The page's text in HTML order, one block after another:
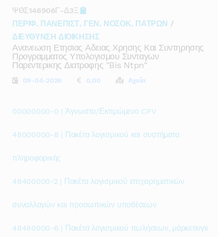
ΨΘΣ146906Γ-Δ3Ξ
ΠΕΡΙΦ. ΠΑΝΕΠΙΣΤ. ΓΕΝ. ΝΟΣΟΚ. ΠΑΤΡΩΝ /
ΔΙΕΥΘΥΝΣΗ ΔΙΟΙΚΗΣΗΣ
Ανανεωση Ετησιας Αδειας Χρησης Και Συντηρησης
Προγραμματος Υπολογισμου Συνταγων
Παρεντερικης Διατροφης "bis Ntpn"
09-04-2026 0,00 Αχαΐα
00000000-0 | Άγνωστο/Εκτιμώμενο CPV
48000000-8 | Πακέτα λογισμικού και συστήματα
πληροφορικής
48400000-2 | Πακέτα λογισμικού επιχειρηματικών
συναλλαγών και προσωπικών υποθέσεων
48480000-6 | Πακέτα λογισμικού πωλήσεων, μάρκετινγκ